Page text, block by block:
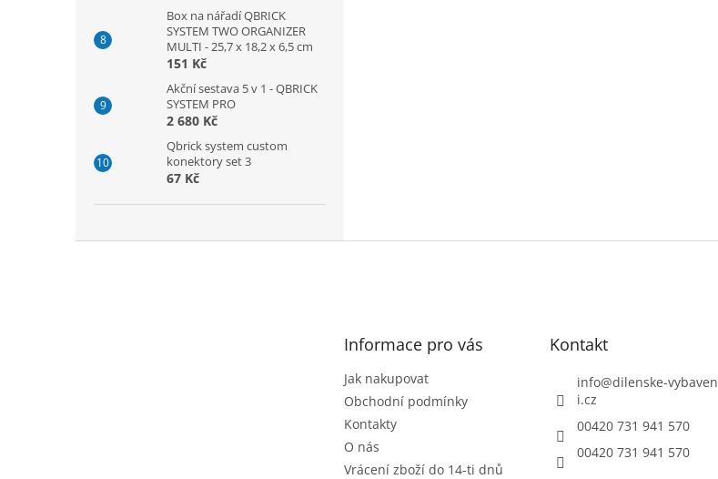
Box na nářadí QBRICK
SYSTEM TWO ORGANIZER
MULTI - 25,7 x 18,2 x 6,5 cm
151 Kč
Akční sestava 5 v 1 - QBRICK
SYSTEM PRO
2 680 Kč
Qbrick system custom
konektory set 3
67 Kč
Informace pro vás
Jak nakupovat
Obchodní podmínky
Kontakty
O nás
Vrácení zboží do 14-ti dnů
Kontakt
info@dilenske-vybaven
i.cz
00420 731 941 570
00420 731 941 570